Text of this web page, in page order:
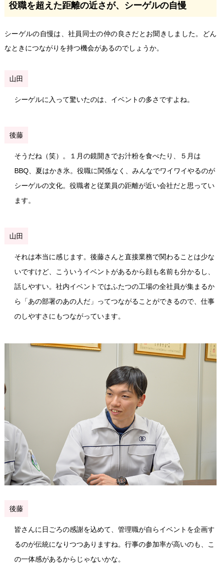
役職を超えた距離の近さが、シーゲルの自慢
シーゲルの自慢は、社員同士の仲の良さだとお聞きしました。どん
なときにつながりを持つ機会があるのでしょうか。
山田
シーゲルに入って驚いたのは、イベントの多さですよね。
後藤
そうだね（笑）。１月の鏡開きでお汁粉を食べたり、５月は
BBQ、夏はかき氷。役職に関係なく、みんなでワイワイやるのが
シーゲルの文化。役職者と従業員の距離が近い会社だと思ってい
ます。
山田
それは本当に感じます。後藤さんと直接業務で関わることは少な
いですけど、こういうイベントがあるから顔も名前も分かるし、
話しやすい。社内イベントではふたつの工場の全社員が集まるか
ら「あの部署のあの人だ」ってつながることができるので、仕事
のしやすさにもつながっています。
後藤
皆さんに日ごろの感謝を込めて、管理職が自らイベントを企画す
るのが伝統になりつつありますね。行事の参加率が高いのも、こ
の一体感があるからじゃないかな。